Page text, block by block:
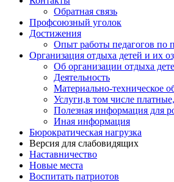
Обратная связь
Профсоюзный уголок
Достижения
Опыт работы педагогов по
Организация отдыха детей и их
Об организации отдыха
Деятельность
Материально-техническое
Услуги,в том числе
Полезная информация для
Иная информация
Бюрократическая нагрузка
Версия для слабовидящих
Наставничество
Новые места
Воспитать патриотов